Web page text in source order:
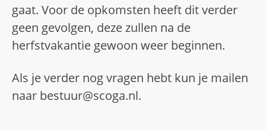
gaat. Voor de opkomsten heeft dit verder
geen gevolgen, deze zullen na de
herfstvakantie gewoon weer beginnen.
Als je verder nog vragen hebt kun je mailen
naar bestuur@scoga.nl.